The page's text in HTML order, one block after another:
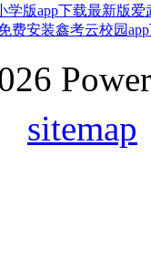
学版app下载最新版爱
费安装鑫考云校园
sitemap